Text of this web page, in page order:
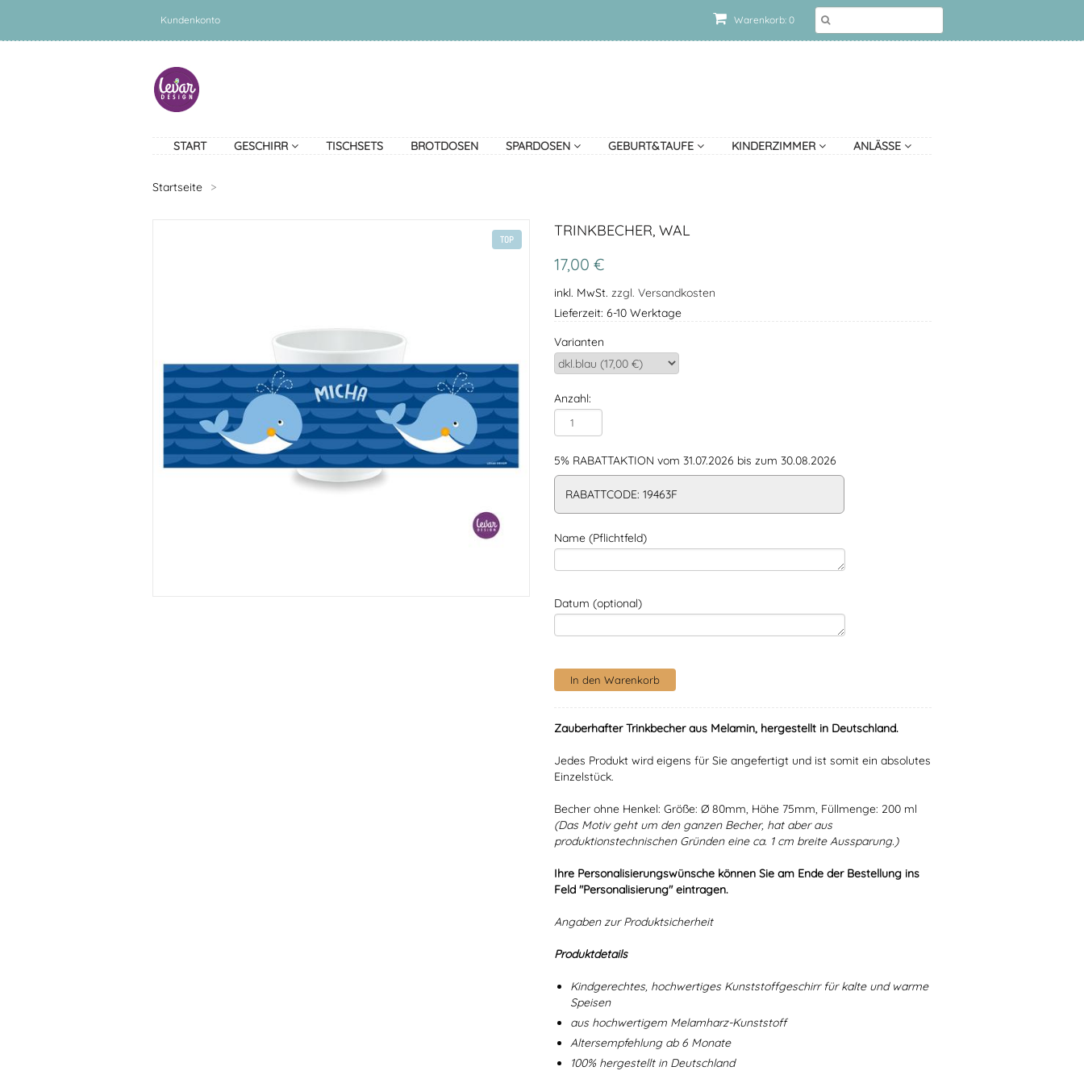
Warenkorb: 0
Kundenkonto
START GESCHIRR TISCHSETS BROTDOSEN SPARDOSEN GEBURT&TAUFE KINDERZIMMER ANLÄSSE
Startseite >
TOP TRINKBECHER, WAL
17,00 €
inkl. MwSt. zzgl. Versandkosten
Lieferzeit: 6-10 Werktage
Varianten
Anzahl:
5% RABATTAKTION vom 31.07.2026 bis zum 30.08.2026
RABATTCODE: 19463F
Name (Pflichtfeld)
Datum (optional)
Zauberhafter Trinkbecher aus Melamin, hergestellt in Deutschland.
Jedes Produkt wird eigens für Sie angefertigt und ist somit ein absolutes
Einzelstück.
Becher ohne Henkel: Größe: Ø 80mm, Höhe 75mm, Füllmenge: 200 ml
(Das Motiv geht um den ganzen Becher, hat aber aus
produktionstechnischen Gründen eine ca. 1 cm breite Aussparung.)
Ihre Personalisierungswünsche können Sie am Ende der Bestellung ins
Feld "Personalisierung" eintragen.
Angaben zur Produktsicherheit
Produktdetails
Kindgerechtes, hochwertiges Kunststoffgeschirr für kalte und warme
Speisen
aus hochwertigem Melamharz-Kunststoff
Altersempfehlung ab 6 Monate
100% hergestellt in Deutschland